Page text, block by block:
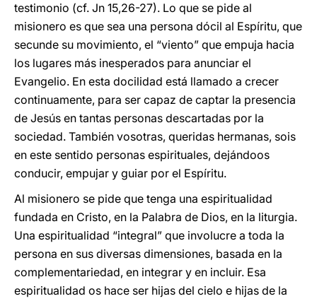
testimonio (cf. Jn 15,26-27). Lo que se pide al
misionero es que sea una persona dócil al Espíritu, que
secunde su movimiento, el “viento” que empuja hacia
los lugares más inesperados para anunciar el
Evangelio. En esta docilidad está llamado a crecer
continuamente, para ser capaz de captar la presencia
de Jesús en tantas personas descartadas por la
sociedad. También vosotras, queridas hermanas, sois
en este sentido personas espirituales, dejándoos
conducir, empujar y guiar por el Espíritu.
Al misionero se pide que tenga una espiritualidad
fundada en Cristo, en la Palabra de Dios, en la liturgia.
Una espiritualidad “integral” que involucre a toda la
persona en sus diversas dimensiones, basada en la
complementariedad, en integrar y en incluir. Esa
espiritualidad os hace ser hijas del cielo e hijas de la